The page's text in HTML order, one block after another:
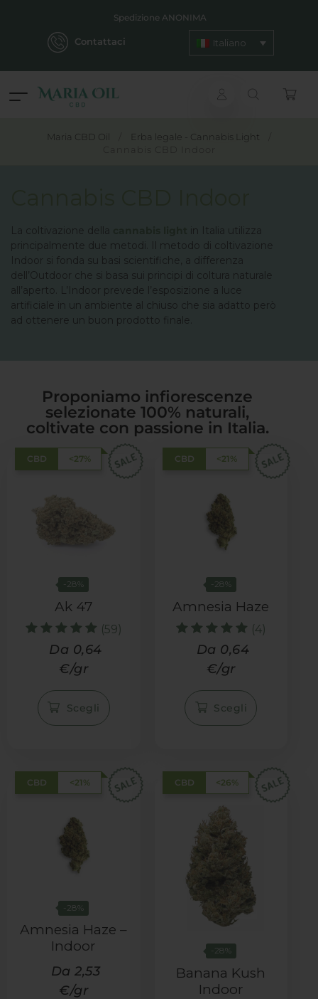
Contattaci
Spedizione ANONIMA
Italiano
Maria CBD Oil Erba legale - Cannabis Light
Cannabis CBD Indoor
La coltivazione della
in Italia utilizza
principalmente due metodi. Il metodo di coltivazione
Indoor si fonda su basi scientifiche, a differenza
dell’Outdoor che si basa sui principi di coltura naturale
all’aperto. L’Indoor prevede l’esposizione a luce
artificiale in un ambiente al chiuso che sia adatto però
ad ottenere un buon prodotto finale.
Proponiamo infiorescenze
selezionate 100% naturali,
coltivate con passione in Italia.
CBD <27%
-28%
Ak 47
Valutato
4.98
su 5
(59)
Da 0,64
€/gr
Scegli
CBD <21%
-28%
Amnesia Haze
Valutato
4.95
su 5
(4)
Da 0,64
€/gr
Scegli
CBD <21%
-28%
Amnesia Haze –
Indoor
Da 2,53
€/gr
CBD <26%
-28%
Banana Kush
Indoor